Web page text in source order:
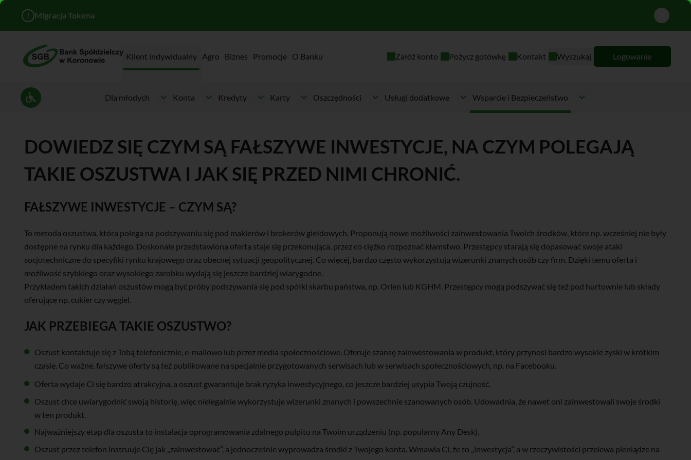
! Migracja Tokena
Ustawienia dostępności
Klient indywidualny Agro Biznes Promocje O Banku Załóż konto Pożycz gotówkę Kontakt Wyszukaj Logowanie
Dla młodych Konta Kredyty Karty Oszczędności Usługi dodatkowe Wsparcie i Bezpieczeństwo
DOWIEDZ SIĘ CZYM SĄ FAŁSZYWE INWESTYCJE, NA CZYM POLEGAJĄ
TAKIE OSZUSTWA I JAK SIĘ PRZED NIMI CHRONIĆ.
FAŁSZYWE INWESTYCJE – CZYM SĄ?
To metoda oszustwa, która polega na podszywaniu się pod maklerów i brokerów giełdowych. Proponują nowe możliwości zainwestowania Twoich środków, które np. wcześniej nie były
dostępne na rynku dla każdego. Doskonale przedstawiona oferta staje się przekonująca, przez co ciężko rozpoznać kłamstwo. Przestępcy starają się dopasować swoje ataki
socjotechniczne do specyfiki rynku krajowego oraz obecnej sytuacji geopolitycznej. Co więcej, bardzo często wykorzystują wizerunki znanych osób czy firm. Dzięki temu oferta i
możliwość szybkiego oraz wysokiego zarobku wydają się jeszcze bardziej wiarygodne.
Przykładem takich działań oszustów mogą być próby podszywania się pod spółki skarbu państwa, np. Orlen lub KGHM. Przestępcy mogą podszywać się też pod hurtownie lub składy
oferujące np. cukier czy węgiel.
JAK PRZEBIEGA TAKIE OSZUSTWO?
Oszust kontaktuje się z Tobą telefonicznie, e-mailowo lub przez media społecznościowe. Oferuje szansę zainwestowania w produkt, który przynosi bardzo wysokie zyski w krótkim
czasie. Co ważne, fałszywe oferty są też publikowane na specjalnie przygotowanych serwisach lub w serwisach społecznościowych, np. na Facebooku.
Oferta wydaje Ci się bardzo atrakcyjna, a oszust gwarantuje brak ryzyka inwestycyjnego, co jeszcze bardziej usypia Twoją czujność.
Oszust chce uwiarygodnić swoją historię, więc nielegalnie wykorzystuje wizerunki znanych i powszechnie szanowanych osób. Udowadnia, że nawet oni zainwestowali swoje środki
w ten produkt.
Najważniejszy etap dla oszusta to instalacja oprogramowania zdalnego pulpitu na Twoim urządzeniu (np. popularny Any Desk).
Oszust przez telefon instruuje Cię jak „zainwestować”, a jednocześnie wyprowadza środki z Twojego konta. Wmawia Ci, że to „inwestycja”, a w rzeczywistości przelewa pieniądze na